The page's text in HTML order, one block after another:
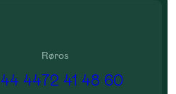
44
Røros
72 41 48 60